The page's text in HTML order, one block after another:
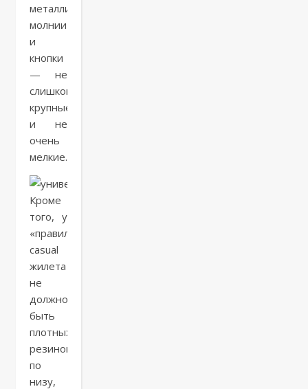
металлические
молнии
и
кнопки
— не
слишком
крупные,
и не
очень
мелкие.
Кроме
того, у
«правильного»
casual
жилета
не
должно
быть
плотных
резинок
по
низу,